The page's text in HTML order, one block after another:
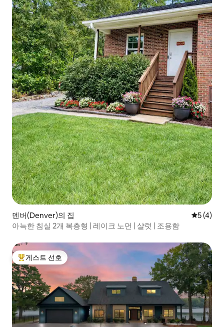
덴버(Denver)의 집 평점 5점
5 (4)
아늑한 침실 2개 복층형 | 레이크 노먼 | 샬럿 | 조용함
상위 게스트 선호
게스트 선호